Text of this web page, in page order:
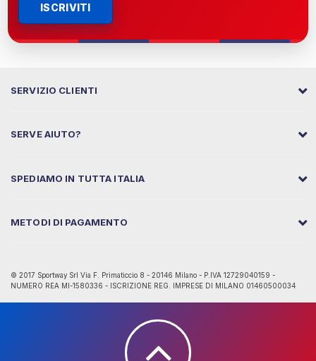
ISCRIVITI
SERVIZIO CLIENTI
SERVE AIUTO?
SPEDIAMO IN TUTTA ITALIA
METODI DI PAGAMENTO
© 2017 Sportway Srl Via F. Primaticcio 8 - 20146 Milano - P.IVA 12729040159 -
NUMERO REA MI-1580336 - ISCRIZIONE REG. IMPRESE DI MILANO 01460500034